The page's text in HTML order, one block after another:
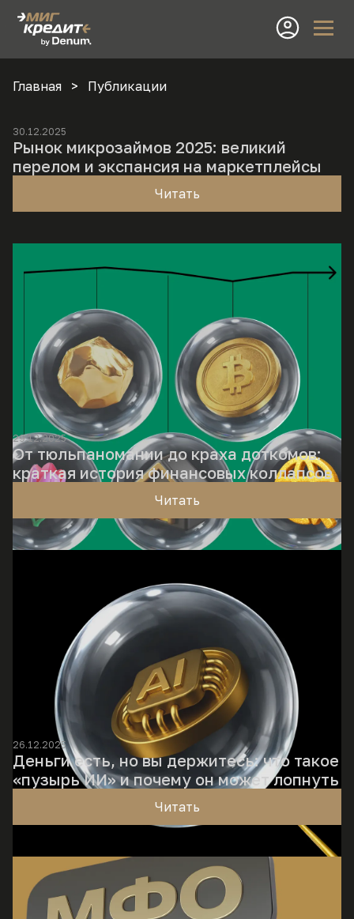
Главная Публикации
30.12.2025
Рынок микрозаймов 2025: великий
перелом и экспансия на маркетплейсы
Читать
29.12.2025
От тюльпаномании до краха доткомов:
краткая история финансовых коллапсов
Читать
26.12.2025
Деньги есть, но вы держитесь: что такое
«пузырь ИИ» и почему он может лопнуть
Читать